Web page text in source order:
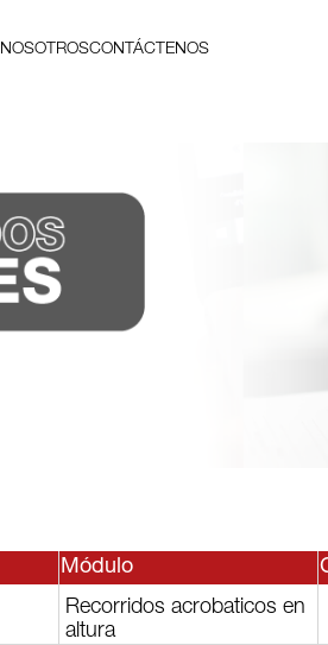
NOSOTROSCONTÁCTENOS
Módulo
Recorridos acrobaticos en
altura